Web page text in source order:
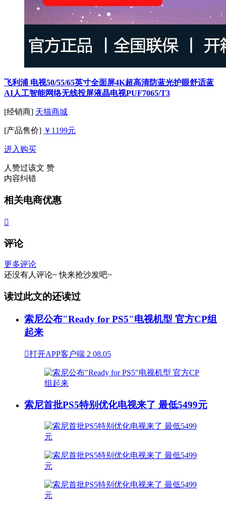
飞利浦 电视50/55/65英寸全面屏4K超高清防蓝光护眼舒适蓝
AI人工智能网络无线投屏液晶电视PUF7065/T3
[经销商] 天猫商城
[产品售价] ￥1199元
进入购买
人赞过该文 赞
内容纠错
相关电商优惠

评论
更多评论
还没有人评论~ 快来抢沙发吧~
读过此文的还读过
索尼公布"Ready for PS5"电视机型 官方CP组
起来
打开APP客户端 2 08.05
索尼首批PS5特别优化电视来了 最低5499元